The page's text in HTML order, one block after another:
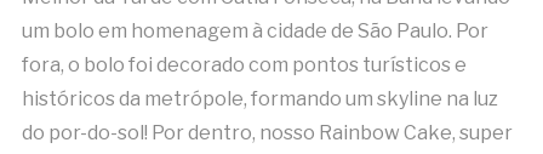
um bolo em homenagem à cidade de São Paulo. Por
fora, o bolo foi decorado com pontos turísticos e
históricos da metrópole, formando um skyline na luz
do por-do-sol! Por dentro, nosso Rainbow Cake, super